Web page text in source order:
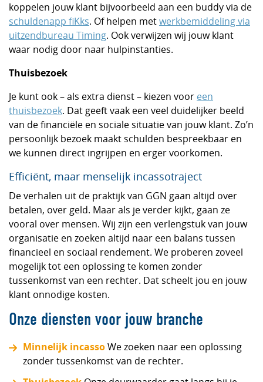
koppelen jouw klant bijvoorbeeld aan een buddy via de
schuldenapp fiKks. Of helpen metwerkbemiddeling via
uitzendbureau Timing. Ook verwijzen wij jouw klant
waar nodig door naar hulpinstanties.
Thuisbezoek
Je kunt ook – als extra dienst – kiezen voor een
thuisbezoek. Dat geeft vaak een veel duidelijker beeld
van de financiële en sociale situatie van jouw klant. Zo’n
persoonlijk bezoek maakt schulden bespreekbaar en
we kunnen direct ingrijpen en erger voorkomen.
Efficiënt, maar menselijk incassotraject
De verhalen uit de praktijk van GGN gaan altijd over
betalen, over geld. Maar als je verder kijkt, gaan ze
vooral over mensen. Wij zijn een verlengstuk van jouw
organisatie en zoeken altijd naar een balans tussen
financieel en sociaal rendement. We proberen zoveel
mogelijk tot een oplossing te komen zonder
tussenkomst van een rechter. Dat scheelt jou en jouw
klant onnodige kosten.
Onze diensten voor jouw branche
Minnelijk incassoWe zoeken naar een oplossing
zonder tussenkomst van de rechter.